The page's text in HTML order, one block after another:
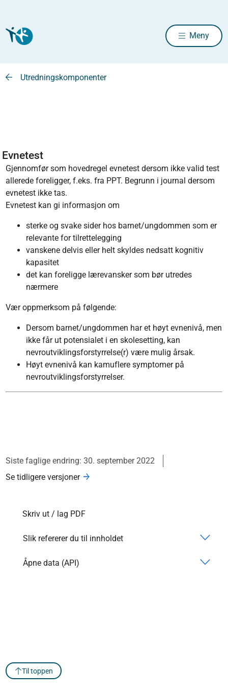
Meny
Utredningskomponenter
Evnetest
Gjennomfør som hovedregel evnetest dersom ikke valid test
allerede foreligger, f.eks. fra PPT. Begrunn i journal dersom
evnetest ikke tas.
Evnetest kan gi informasjon om
sterke og svake sider hos barnet/ungdommen som er
relevante for tilrettelegging
vanskene delvis eller helt skyldes nedsatt kognitiv
kapasitet
det kan foreligge lærevansker som bør utredes
nærmere
Vær oppmerksom på følgende:
Dersom barnet/ungdommen har et høyt evnenivå, men
ikke får ut potensialet i en skolesetting, kan
nevroutviklingsforstyrrelse(r) være mulig årsak.
Høyt evnenivå kan kamuflere symptomer på
nevroutviklingsforstyrrelser.
Siste faglige endring: 30. september 2022
Se tidligere versjoner
Skriv ut / lag PDF
Slik refererer du til innholdet
Åpne data (API)
Til toppen